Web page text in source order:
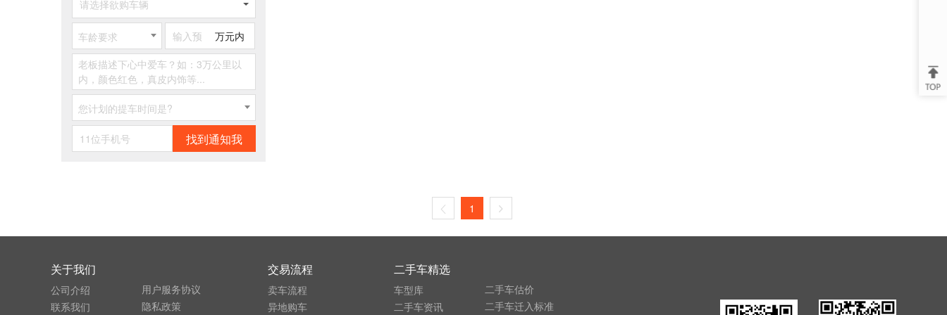
请选择欲购车辆
车龄要求 万元内
您计划的提车时间是?
找到通知我
1
关于我们
公司介绍
联系我们
用户服务协议
隐私政策
交易流程
卖车流程
异地购车
二手车精选
车型库
二手车资讯
二手车估价
二手车迁入标准